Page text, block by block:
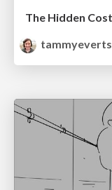
tammyeverts